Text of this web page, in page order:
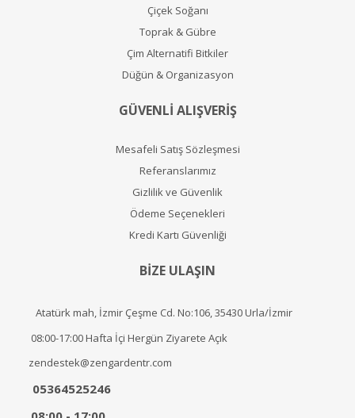
Çiçek Soğanı
Toprak & Gübre
Çim Alternatifi Bitkiler
Düğün & Organizasyon
GÜVENLİ ALIŞVERİŞ
Mesafeli Satış Sözleşmesi
Referanslarımız
Gizlilik ve Güvenlik
Ödeme Seçenekleri
Kredi Kartı Güvenliği
BİZE ULAŞIN
Atatürk mah, İzmir Çeşme Cd. No:106, 35430 Urla/İzmir
08:00-17:00 Hafta İçi Hergün Ziyarete Açık
zendestek@zengardentr.com
05364525246